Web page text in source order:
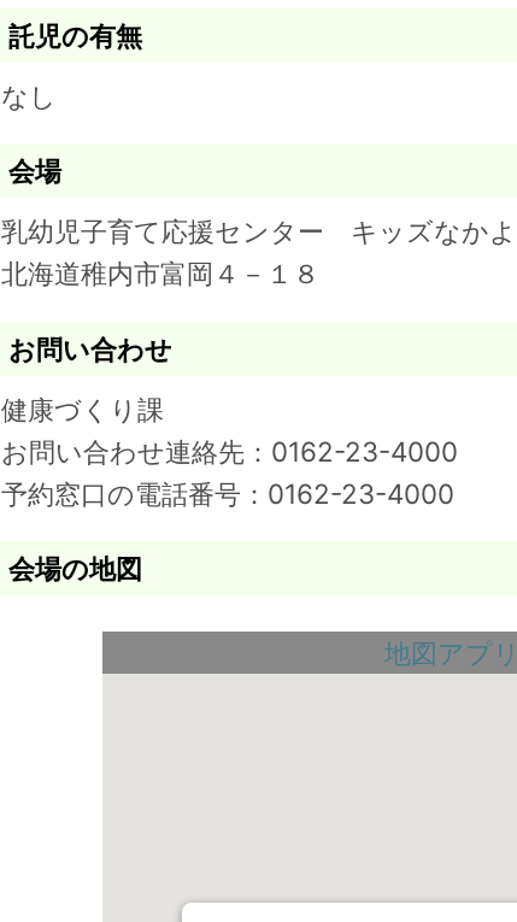
託児の有無
なし
会場
乳幼児子育て応援センター キッズなか
北海道稚内市富岡４－１８
お問い合わせ
健康づくり課
お問い合わせ連絡先： 0162-23-4000
予約窓口の電話番号： 0162-23-4000
会場の地図
地図アプ